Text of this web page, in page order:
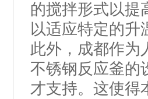
的搅拌形式以提
以适应特定的升
此外，成都作为
不锈钢反应釜的
才支持。这使得